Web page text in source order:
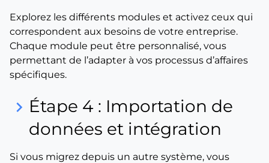
Explorez les différents modules et activez ceux qui
correspondent aux besoins de votre entreprise.
Chaque module peut être personnalisé, vous
permettant de l’adapter à vos processus d’affaires
spécifiques.
keyboard_arrow_right Étape 4 : Importation de
données et intégration
Si vous migrez depuis un autre système, vous